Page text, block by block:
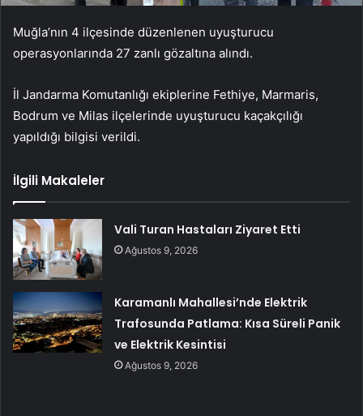
Muğla’nın 4 ilçesinde düzenlenen uyuşturucu
operasyonlarında 27 zanlı gözaltına alındı.
İl Jandarma Komutanlığı ekiplerine Fethiye, Marmaris,
Bodrum ve Milas ilçelerinde uyuşturucu kaçakçılığı
yapıldığı bilgisi verildi.
İlgili Makaleler
Vali Turan Hastaları Ziyaret Etti
Ağustos 9, 2026
Karamanlı Mahallesi’nde Elektrik
Trafosunda Patlama: Kısa Süreli Panik
ve Elektrik Kesintisi
Ağustos 9, 2026